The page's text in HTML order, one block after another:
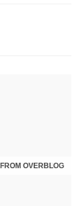
OVERBLOG
UNE PAGE SE TOURNE APRÈS 6 ANS POUR LES COLOMBIENNES ET LES COLOMBIENS